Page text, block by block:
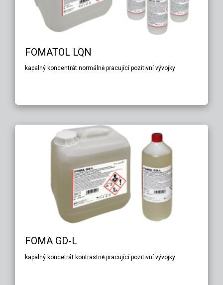
FOMATOL LQN
kapalný koncentrát normálně pracující pozitivní vývojky
FOMA GD-L
kapalný koncetrát kontrastně pracující pozitivní vývojky